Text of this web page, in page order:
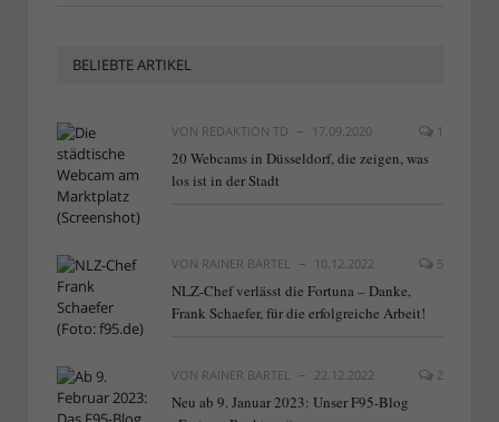
BELIEBTE ARTIKEL
VON REDAKTION TD 17.09.2020 1
20 Webcams in Düsseldorf, die zeigen, was
los ist in der Stadt
VON RAINER BARTEL 10.12.2022 5
NLZ-Chef verlässt die Fortuna – Danke,
Frank Schaefer, für die erfolgreiche Arbeit!
VON RAINER BARTEL 22.12.2022 2
Neu ab 9. Januar 2023: Unser F95-Blog